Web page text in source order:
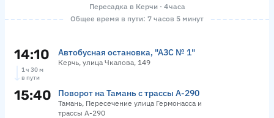
Пересадка в Керчи · 4 часа
Общее время в пути: 7 часов 5 минут
14:10 Автобусная остановка, "АЗС № 1"
Керчь, улица Чкалова, 149
1 ч 30 м
в пути
15:40 Поворот на Тамань с трассы А-290
Тамань, Пересечение улица Гермонасса и
трассы А-290